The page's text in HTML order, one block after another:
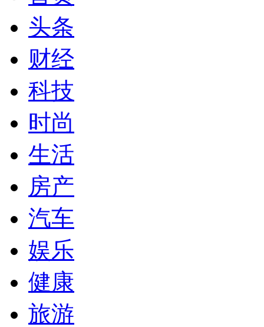
头条
财经
科技
时尚
生活
房产
汽车
娱乐
健康
旅游